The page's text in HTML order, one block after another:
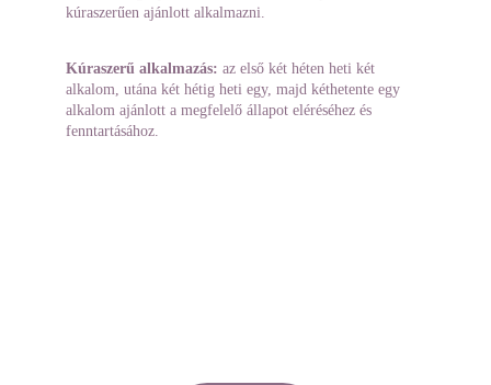
kúraszerűen ajánlott alkalmazni.
Kúraszerű alkalmazás: az első két héten heti két
alkalom, utána két hétig heti egy, majd kéthetente egy
alkalom ajánlott a megfelelő állapot eléréséhez és
fenntartásához.